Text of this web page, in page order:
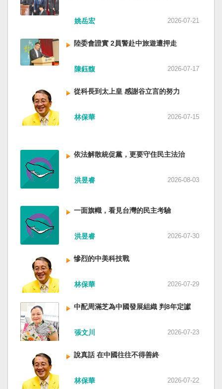
姚岳宏 2026-07-21
陸委會證實 2員警赴中旅遊遭押走
陳鈺馥 2026-07-17
從科長到太上皇 感謝谷立言的努力
林保華 2026-07-15
依法解散統促黨，更要守住民主法治
洪昱睿 2026-08-03
一面旗幟，看見台灣的民主考驗
洪昱睿 2026-07-30
慘烈的中美科技戰
林保華 2026-07-29
中配周滿芝為中國發展組織 判8年定讞
張文川 2026-07-23
說真話 在中國往往不得善終
林保華 2026-07-22